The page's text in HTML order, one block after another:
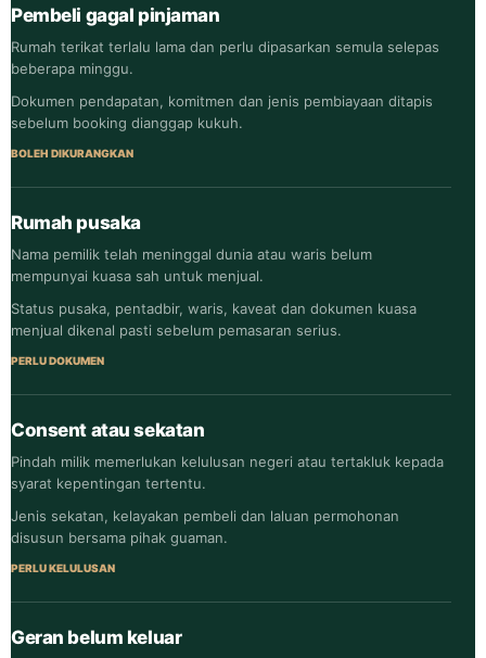
Pembeli gagal pinjaman
Rumah terikat terlalu lama dan perlu dipasarkan semula selepas
beberapa minggu.
Dokumen pendapatan, komitmen dan jenis pembiayaan ditapis
sebelum booking dianggap kukuh.
BOLEH DIKURANGKAN
Rumah pusaka
Nama pemilik telah meninggal dunia atau waris belum
mempunyai kuasa sah untuk menjual.
Status pusaka, pentadbir, waris, kaveat dan dokumen kuasa
menjual dikenal pasti sebelum pemasaran serius.
PERLU DOKUMEN
Consent atau sekatan
Pindah milik memerlukan kelulusan negeri atau tertakluk kepada
syarat kepentingan tertentu.
Jenis sekatan, kelayakan pembeli dan laluan permohonan
disusun bersama pihak guaman.
PERLU KELULUSAN
Geran belum keluar